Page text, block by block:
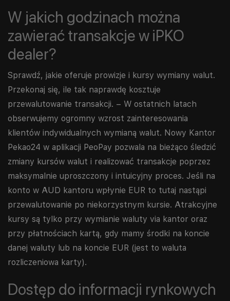
W jakich godzinach można
zawierać transakcje w iPKO
dealer?
Sprawdź, jakie oferuje prowizje i kursy wymiany walut.
Przekonaj się, ile tak naprawdę kosztuje
przewalutowanie transakcji. – W ostatnich latach
obserwujemy ogromny wzrost zainteresowania
klientów indywidualnych wymianą walut. Nowy Kantor
Pekao24 w aplikacji PeoPay pozwala na bieżąco śledzić
zmiany kursów walut i realizować transakcje poprzez
maksymalnie uproszczony i intuicyjny proces. Jeśli na
konto w AUD kantoru wpłynie EUR to tutaj nastąpi
przewalutowanie po niekorzystnym kursie. Atrakcyjne
kursy są tylko przy wymianie waluty via kantor oraz
przy płatnościach kartą, gdy mamy środki na koncie
danej waluty lub na koncie EUR (jest to waluta
rozliczeniowa karty).
Dostęp do informacji rynkowych